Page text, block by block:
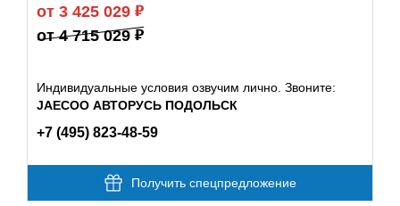
от 3 425 029
от 4 715 029
Индивидуальные условия озвучим лично. Звоните:
JAECOO АВТОРУСЬ ПОДОЛЬСК
+7 (495) 823-48-59
Получить спецпредложение